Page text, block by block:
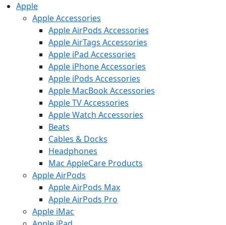
Apple
Apple Accessories
Apple AirPods Accessories
Apple AirTags Accessories
Apple iPad Accessories
Apple iPhone Accessories
Apple iPods Accessories
Apple MacBook Accessories
Apple TV Accessories
Apple Watch Accessories
Beats
Cables & Docks
Headphones
Mac AppleCare Products
Apple AirPods
Apple AirPods Max
Apple AirPods Pro
Apple iMac